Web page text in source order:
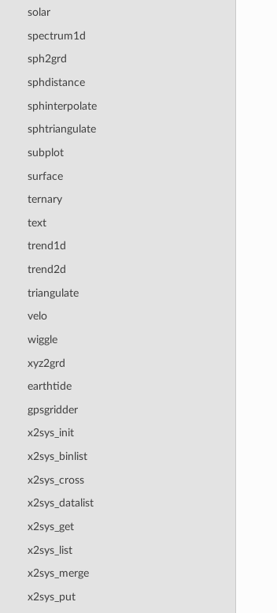
solar
spectrum1d
sph2grd
sphdistance
sphinterpolate
sphtriangulate
subplot
surface
ternary
text
trend1d
trend2d
triangulate
velo
wiggle
xyz2grd
earthtide
gpsgridder
x2sys_init
x2sys_binlist
x2sys_cross
x2sys_datalist
x2sys_get
x2sys_list
x2sys_merge
x2sys_put